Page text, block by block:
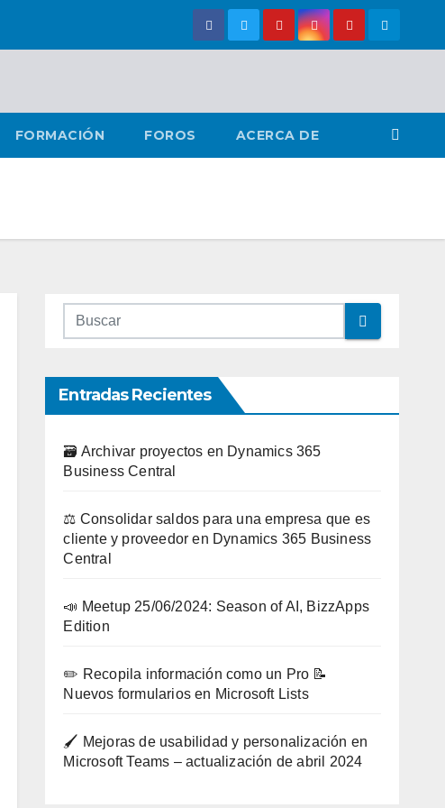
FORMACIÓN FOROS ACERCA DE
Entradas Recientes
🗃️ Archivar proyectos en Dynamics 365
Business Central
⚖️ Consolidar saldos para una empresa que es
cliente y proveedor en Dynamics 365 Business
Central
📣 Meetup 25/06/2024: Season of AI, BizzApps
Edition
✏️ Recopila información como un Pro 📝
Nuevos formularios en Microsoft Lists
🖌️ Mejoras de usabilidad y personalización en
Microsoft Teams – actualización de abril 2024